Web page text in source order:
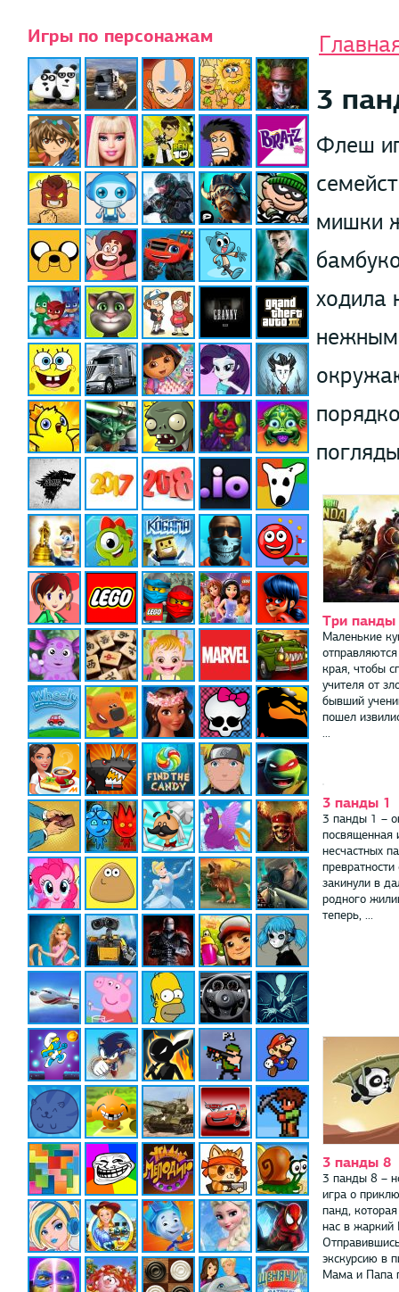
Игры по персонажам
3
Флеш
мишки
ходила
Три панды
Маленькие
края, чтобы
учителя от
бывший
пошел
...
3 панды 1
3 панды 1 –
посвященная
несчастных
закинули в
родного
теперь, ...
3 панды 8
3 панды 8 –
игра о
панд,
нас в жаркий
экскурсию в
Мама и Папа